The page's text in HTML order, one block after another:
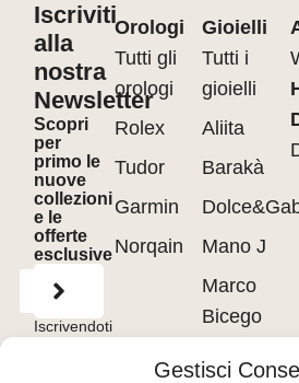
Gestisci
Iscriviti
alla
nostra
Newsletter
Scopri
per
primo le
nuove
collezioni
e le
offerte
esclusive
Iscrivendoti
accetti
Orologi
Tutti gli
orologi
Rolex
Tudor
Garmin
Norqain
Gioielli
Tutti i
gioielli
Aliita
Barakà
Mano J
Marco
Bicego
Messika